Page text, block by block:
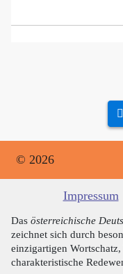
© 2026
Impressum
Das österreichische
zeichnet sich durch
einzigartigen
charakteristische